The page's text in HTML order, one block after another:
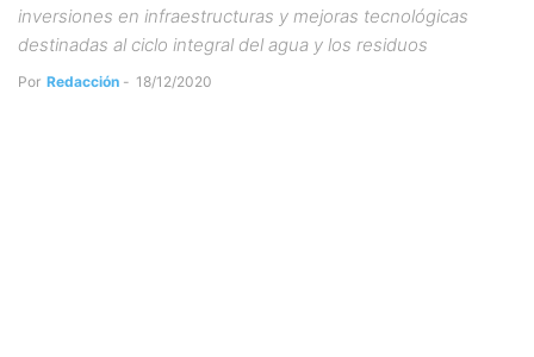
inversiones en infraestructuras y mejoras tecnológicas
destinadas al ciclo integral del agua y los residuos
Por Redacción - 18/12/2020